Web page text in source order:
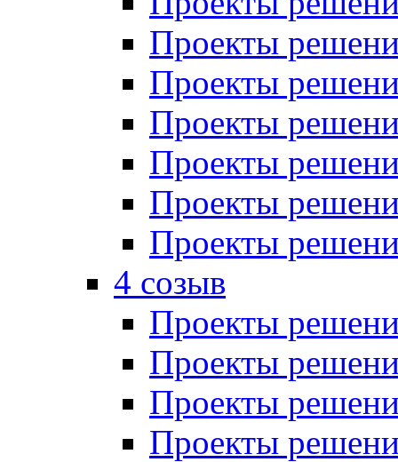
Проекты
Проекты
Проекты
Проекты
Проекты
Проекты
4 созыв
Проекты
Проекты
Проекты
Проекты